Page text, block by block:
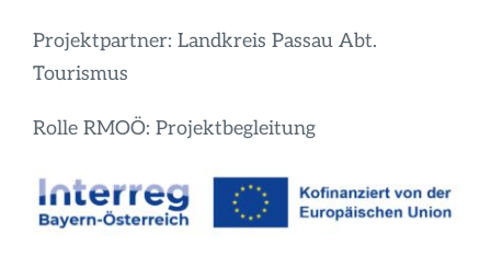
Projektpartner: Landkreis Passau Abt.
Tourismus
Rolle RMOÖ: Projektbegleitung